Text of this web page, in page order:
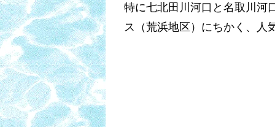
特に七北田川河口と名取川河
ス（荒浜地区）にちかく、人